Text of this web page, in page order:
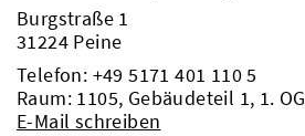
Burgstraße 1
31224 Peine
Telefon: +49 5171 401 110 5
Raum: 1105, Gebäudeteil 1, 1. OG
E-Mail schreiben